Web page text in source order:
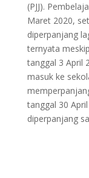
(PJJ).
Maret 2020,
diperpanjang
ternyata
tanggal 3 April
masuk ke
tanggal 30
diperpanjang